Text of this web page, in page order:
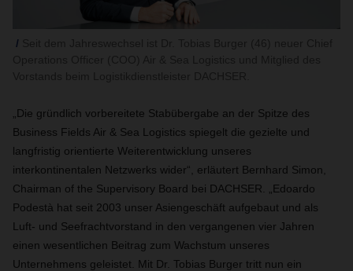
„Die gründlich vorbereitete Stabübergabe an der Spitze des
Business Fields Air & Sea Logistics spiegelt die gezielte und
langfristig orientierte Weiterentwicklung unseres
interkontinentalen Netzwerks wider“, erläutert Bernhard Simon,
Chairman of the Supervisory Board bei DACHSER. „Edoardo
Podestà hat seit 2003 unser Asiengeschäft aufgebaut und als
Luft- und Seefrachtvorstand in den vergangenen vier Jahren
einen wesentlichen Beitrag zum Wachstum unseres
Unternehmens geleistet. Mit Dr. Tobias Burger tritt nun ein